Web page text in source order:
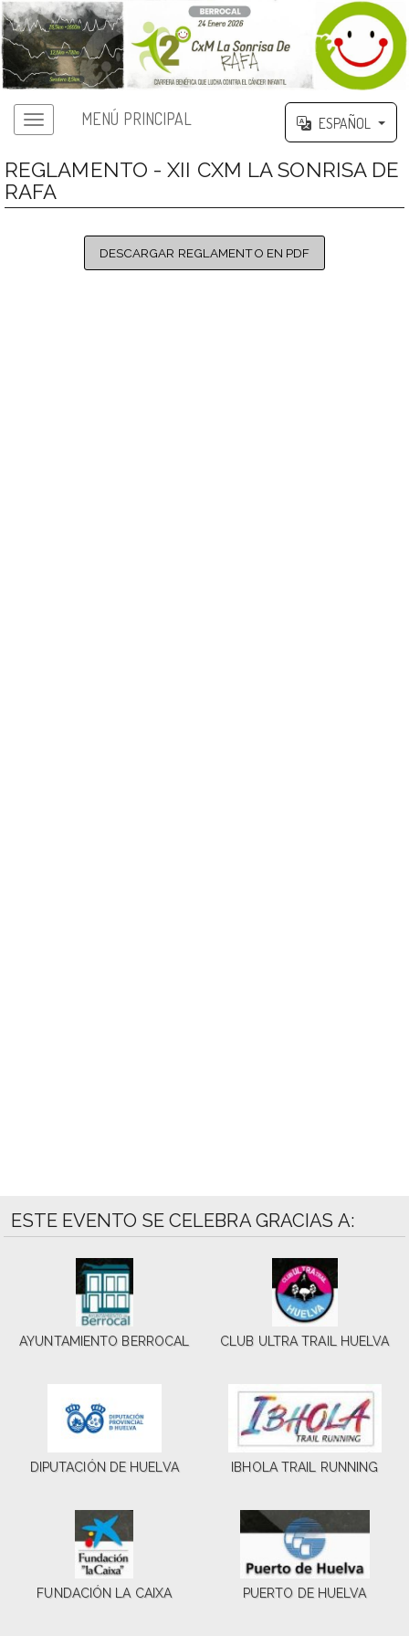
MENÚ PRINCIPAL ESPAÑOL
REGLAMENTO - XII CXM LA SONRISA DE
RAFA
DESCARGAR REGLAMENTO EN PDF
ESTE EVENTO SE CELEBRA GRACIAS A:
AYUNTAMIENTO BERROCAL CLUB ULTRA TRAIL HUELVA
DIPUTACIÓN DE HUELVA IBHOLA TRAIL RUNNING
FUNDACIÓN LA CAIXA PUERTO DE HUELVA